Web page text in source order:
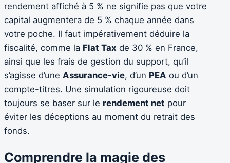
rendement affiché à 5 % ne signifie pas que votre
capital augmentera de 5 % chaque année dans
votre poche. Il faut impérativement déduire la
fiscalité, comme la Flat Tax de 30 % en France,
ainsi que les frais de gestion du support, qu’il
s’agisse d’une Assurance-vie, d’un PEA ou d’un
compte-titres. Une simulation rigoureuse doit
toujours se baser sur le rendement net pour
éviter les déceptions au moment du retrait des
fonds.
Comprendre la magie des